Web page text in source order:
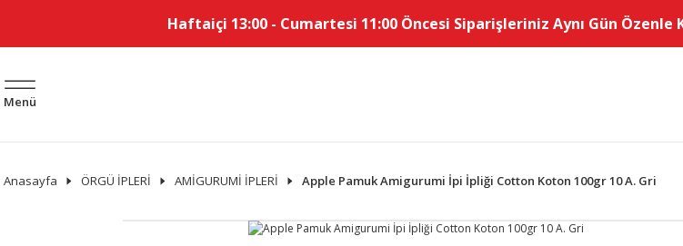
Haftaiçi 13:00 - Cumartesi 11:00 Öncesi Siparişleriniz Aynı Gün
Menü
Anasayfa ÖRGÜ İPLERİ AMİGURUMİ İPLERİ Apple Pamuk Amigurumi İpi İpliği Cotton Koton 100gr 10 A. Gri